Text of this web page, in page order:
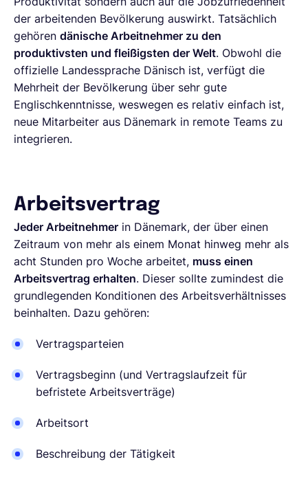
der arbeitenden Bevölkerung auswirkt. Tatsächlich
gehören dänische Arbeitnehmer zu den
produktivsten und fleißigsten der Welt. Obwohl die
offizielle Landessprache Dänisch ist, verfügt die
Mehrheit der Bevölkerung über sehr gute
Englischkenntnisse, weswegen es relativ einfach ist,
neue Mitarbeiter aus Dänemark in remote Teams zu
integrieren.
Arbeitsvertrag
Jeder Arbeitnehmer in Dänemark, der über einen
Zeitraum von mehr als einem Monat hinweg mehr als
acht Stunden pro Woche arbeitet, muss einen
Arbeitsvertrag erhalten. Dieser sollte zumindest die
grundlegenden Konditionen des Arbeitsverhältnisses
beinhalten. Dazu gehören:
Vertragsparteien
Vertragsbeginn (und Vertragslaufzeit für
befristete Arbeitsverträge)
Arbeitsort
Beschreibung der Tätigkeit